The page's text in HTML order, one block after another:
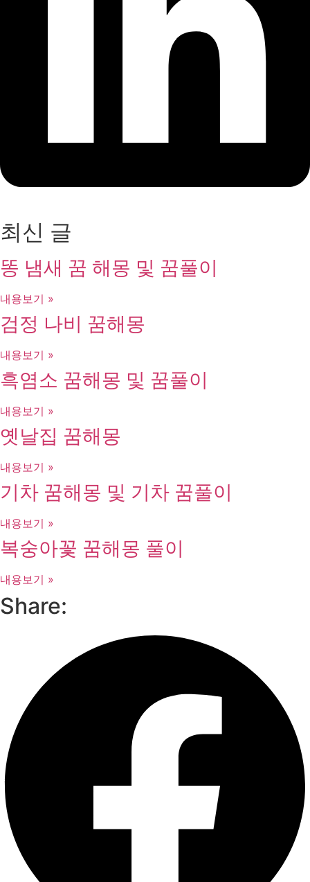
최신 글
똥 냄새 꿈 해몽 및 꿈풀이
내용보기 »
검정 나비 꿈해몽
내용보기 »
흑염소 꿈해몽 및 꿈풀이
내용보기 »
옛날집 꿈해몽
내용보기 »
기차 꿈해몽 및 기차 꿈풀이
내용보기 »
복숭아꽃 꿈해몽 풀이
내용보기 »
Share: